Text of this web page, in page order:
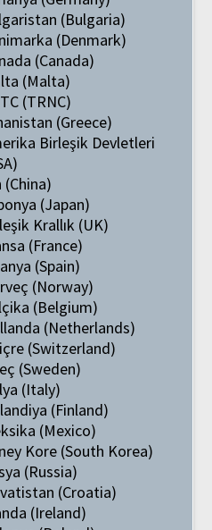
(Bulgaria)
(Denmark)
(Canada)
(Malta)
(TRNC)
(Greece)
Birleşik Devletleri
(China)
(Japan)
Krallık (UK)
(France)
(Spain)
(Norway)
(Belgium)
(Netherlands)
(Switzerland)
(Sweden)
(Italy)
(Finland)
(Mexico)
Kore (South Korea)
(Russia)
(Croatia)
(Ireland)